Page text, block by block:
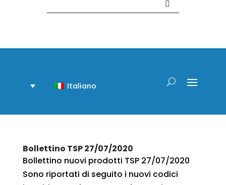
Italiano
Bollettino TSP 27/07/2020
Bollettino nuovi prodotti TSP 27/07/2020
Sono riportati di seguito i nuovi codici